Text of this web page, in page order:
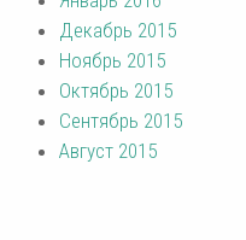
Декабрь 2015
Ноябрь 2015
Октябрь 2015
Сентябрь 2015
Август 2015